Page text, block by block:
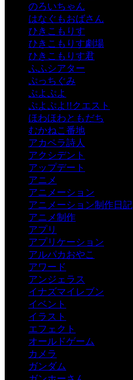
のろいちゃん
はなぐもおばさん
ひきこもりす
ひきこもりす劇場
ひきこもりす君
ふふシアター
ぷっちぐみ
ぷよぷよ
ぷよぷよ!!クエスト
ほわほわともだち
むかねこ番地
アカペラ詩人
アクシデント
アップデート
アニメ
アニメーション
アニメーション制作日記
アニメ制作
アプリ
アプリケーション
アルパカおやこ
アワード
アンジェラス
イナズマイレブン
イベント
イラスト
エフェクト
オールドゲーム
カメラ
ガンダム